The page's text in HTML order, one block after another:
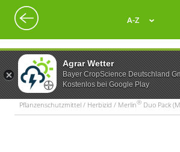
Agrar Wetter
Bayer CropScience Deutschland
Kostenlos bei Google Play
A-Z
Pflanzenschutzmittel / Herbizid / Merlin® Duo Pack